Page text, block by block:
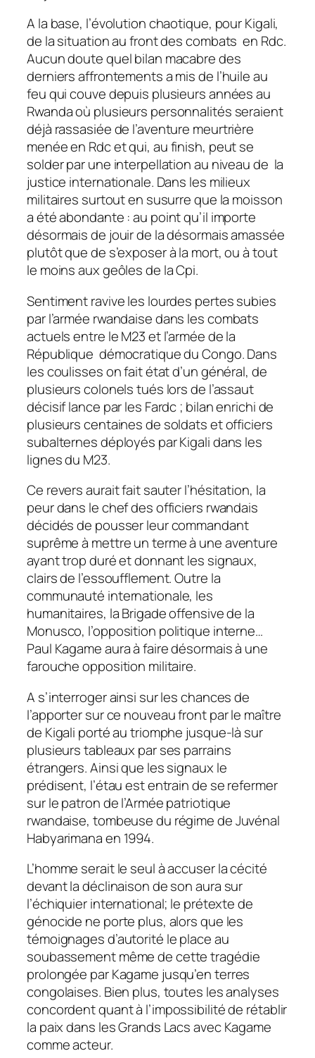
A la base, l’évolution chaotique, pour Kigali,
de la situation au front des combats en Rdc.
Aucun doute quel bilan macabre des
derniers affrontements a mis de l’huile au
feu qui couve depuis plusieurs années au
Rwanda où plusieurs personnalités seraient
déjà rassasiée de l’aventure meurtrière
menée en Rdc et qui, au finish, peut se
solder par une interpellation au niveau de la
justice internationale. Dans les milieux
militaires surtout en susurre que la moisson
a été abondante : au point qu’il importe
désormais de jouir de la désormais amassée
plutôt que de s’exposer à la mort, ou à tout
le moins aux geôles de la Cpi.
Sentiment ravive les lourdes pertes subies
par l’armée rwandaise dans les combats
actuels entre le M23 et l’armée de la
République démocratique du Congo. Dans
les coulisses on fait état d’un général, de
plusieurs colonels tués lors de l’assaut
décisif lance par les Fardc ; bilan enrichi de
plusieurs centaines de soldats et officiers
subalternes déployés par Kigali dans les
lignes du M23.
Ce revers aurait fait sauter l’hésitation, la
peur dans le chef des officiers rwandais
décidés de pousser leur commandant
suprême à mettre un terme à une aventure
ayant trop duré et donnant les signaux,
clairs de l’essoufflement. Outre la
communauté internationale, les
humanitaires, la Brigade offensive de la
Monusco, l’opposition politique interne…
Paul Kagame aura à faire désormais à une
farouche opposition militaire.
A s’interroger ainsi sur les chances de
l’apporter sur ce nouveau front par le maître
de Kigali porté au triomphe jusque-là sur
plusieurs tableaux par ses parrains
étrangers. Ainsi que les signaux le
prédisent, l’étau est entrain de se refermer
sur le patron de l’Armée patriotique
rwandaise, tombeuse du régime de Juvénal
Habyarimana en 1994.
L’homme serait le seul à accuser la cécité
devant la déclinaison de son aura sur
l’échiquier international; le prétexte de
génocide ne porte plus, alors que les
témoignages d’autorité le place au
soubassement même de cette tragédie
prolongée par Kagame jusqu’en terres
congolaises. Bien plus, toutes les analyses
concordent quant à l’impossibilité de rétablir
la paix dans les Grands Lacs avec Kagame
comme acteur.